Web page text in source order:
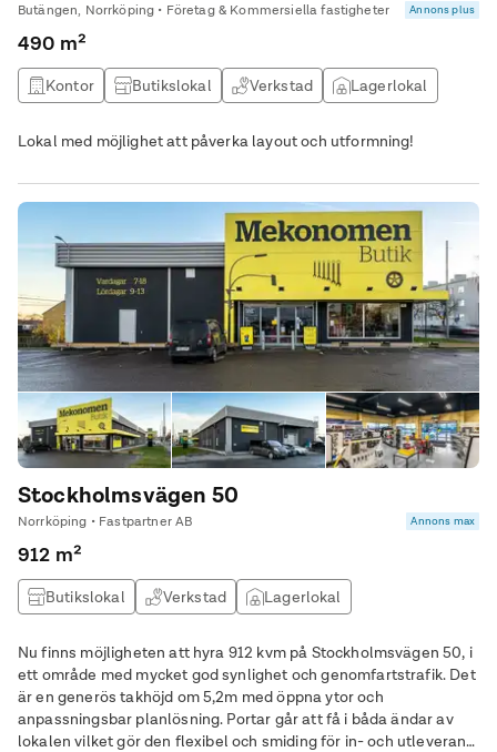
Butängen, Norrköping • Företag & Kommersiella fastigheter Annons plus
490 m²
Kontor Butikslokal Verkstad Lagerlokal
Lokal med möjlighet att påverka layout och utformning!
Stockholmsvägen 50
Norrköping • Fastpartner AB Annons max
912 m²
Butikslokal Verkstad
Lagerlokal
Nu finns möjligheten att hyra 912 kvm på Stockholmsvägen 50, i
ett område med mycket god synlighet och genomfartstrafik. Det
är en generös takhöjd om 5,2m med öppna ytor och
anpassningsbar planlösning. Portar går att få i båda ändar av
lokalen vilket gör den flexibel och smiding för in- och utleverans.